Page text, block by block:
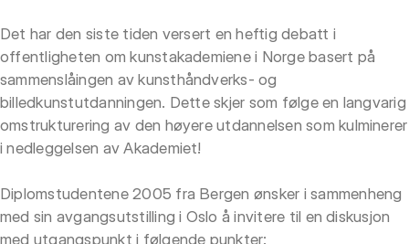
Det har den siste tiden versert en heftig debatt i
offentligheten om kunstakademiene i Norge basert på
sammenslåingen av kunsthåndverks- og
billedkunstutdanningen. Dette skjer som følge en langvarig
omstrukturering av den høyere utdannelsen som kulminerer
i nedleggelsen av Akademiet!
Diplomstudentene 2005 fra Bergen ønsker i sammenheng
med sin avgangsutstilling i Oslo å invitere til en diskusjon
med utgangspunkt i følgende punkter: